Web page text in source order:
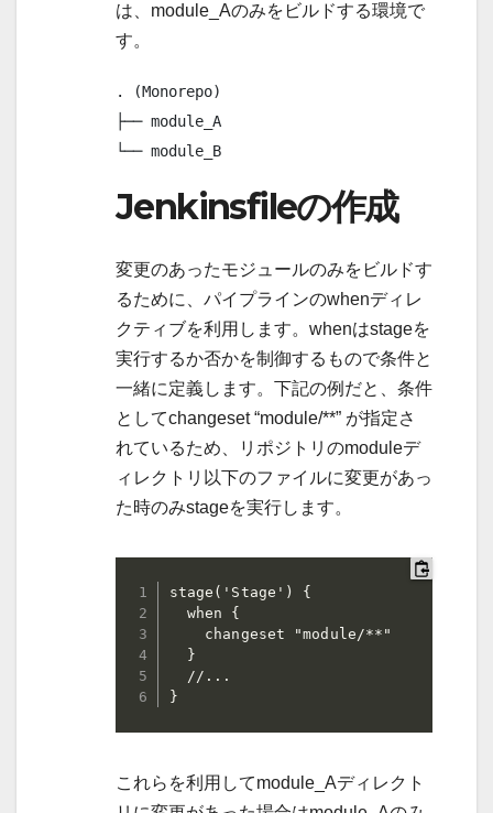
は、module_Aのみをビルドする環境で
す。
. (Monorepo)
├── module_A
└── module_B
Jenkinsfileの作成
変更のあったモジュールのみをビルドす
るために、パイプラインのwhenディレ
クティブを利用します。whenはstageを
実行するか否かを制御するもので条件と
一緒に定義します。下記の例だと、条件
としてchangeset “module/**” が指定さ
れているため、リポジトリのmoduleデ
ィレクトリ以下のファイルに変更があっ
た時のみstageを実行します。
stage('Stage') {
  when {
    changeset "module/**"
  }
  //...
}
これらを利用してmodule_Aディレクト